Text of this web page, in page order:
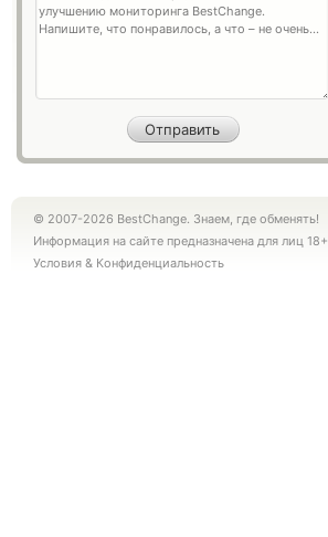
© 2007-2026 BestChange. Знаем, где обменять!
Информация на сайте предназначена для лиц 18+
Условия & Конфиденциальность